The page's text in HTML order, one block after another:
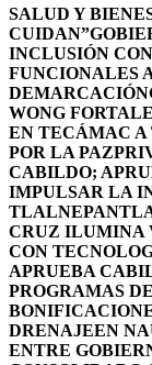
SALUD Y
CUIDAN”
INCLUSIÓN
FUNCIONALES
DEMARCACIÓN
WONG
EN TECÁMAC
POR LA PAZ
CABILDO;
IMPULSAR LA
CRUZ ILUMINA
CON
APRUEBA
PROGRAMAS
DRENAJEEN
ENTRE